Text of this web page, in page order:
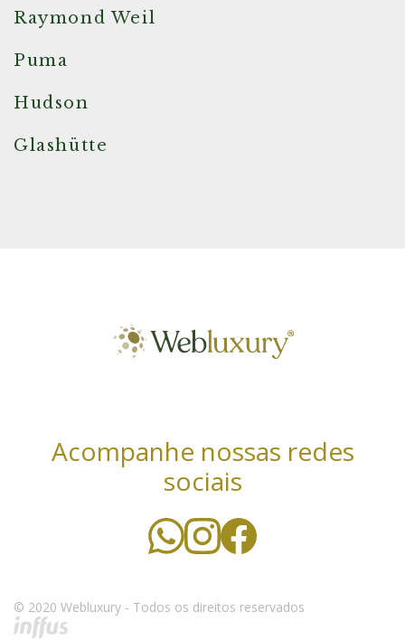
Utilizamos cookies essenciais e tecnologias
semelhantes de acordo com a nossa Política de
privacidade
Raymond Weil
Puma
Hudson
Glashütte
Acompanhe nossas redes
sociais
© 2020 Webluxury - Todos os direitos reservados